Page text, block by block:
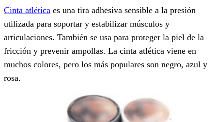
Cinta atlética es una tira adhesiva sensible a la presión
utilizada para soportar y estabilizar músculos y
articulaciones. También se usa para proteger la piel de la
fricción y prevenir ampollas. La cinta atlética viene en
muchos colores, pero los más populares son negro, azul y
rosa.